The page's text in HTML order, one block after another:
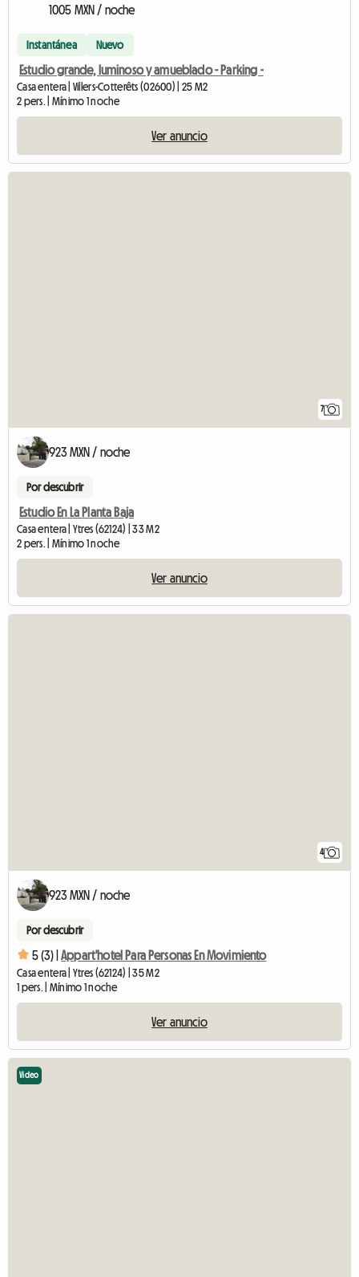
1005 MXN / noche
Instantánea Nuevo
Estudio grande, luminoso y amueblado - Parking -
Casa entera | Villers-Cotterêts (02600) | 25 M2
2 pers. | Mínimo 1 noche
Ver anuncio
7
923 MXN / noche
Por descubrir
Estudio En La Planta Baja
Casa entera | Ytres (62124) | 33 M2
2 pers. | Mínimo 1 noche
Ver anuncio
4
923 MXN / noche
Por descubrir
5 (3) | Appart'hotel Para Personas En Movimiento
Casa entera | Ytres (62124) | 35 M2
1 pers. | Mínimo 1 noche
Ver anuncio
Video